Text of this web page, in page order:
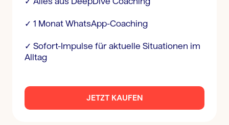
✓ Alles aus DeepDive Coaching
✓ 1 Monat WhatsApp-Coaching
✓ Sofort-Impulse für aktuelle Situationen im
Alltag
JETZT KAUFEN